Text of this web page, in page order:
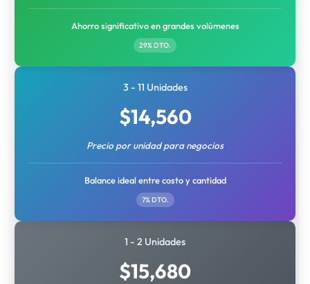
Ahorro significativo en grandes volúmenes
29% DTO.
3 - 11 Unidades
$14,560
Precio por unidad para negocios
Balance ideal entre costo y cantidad
7% DTO.
1 - 2 Unidades
$15,680